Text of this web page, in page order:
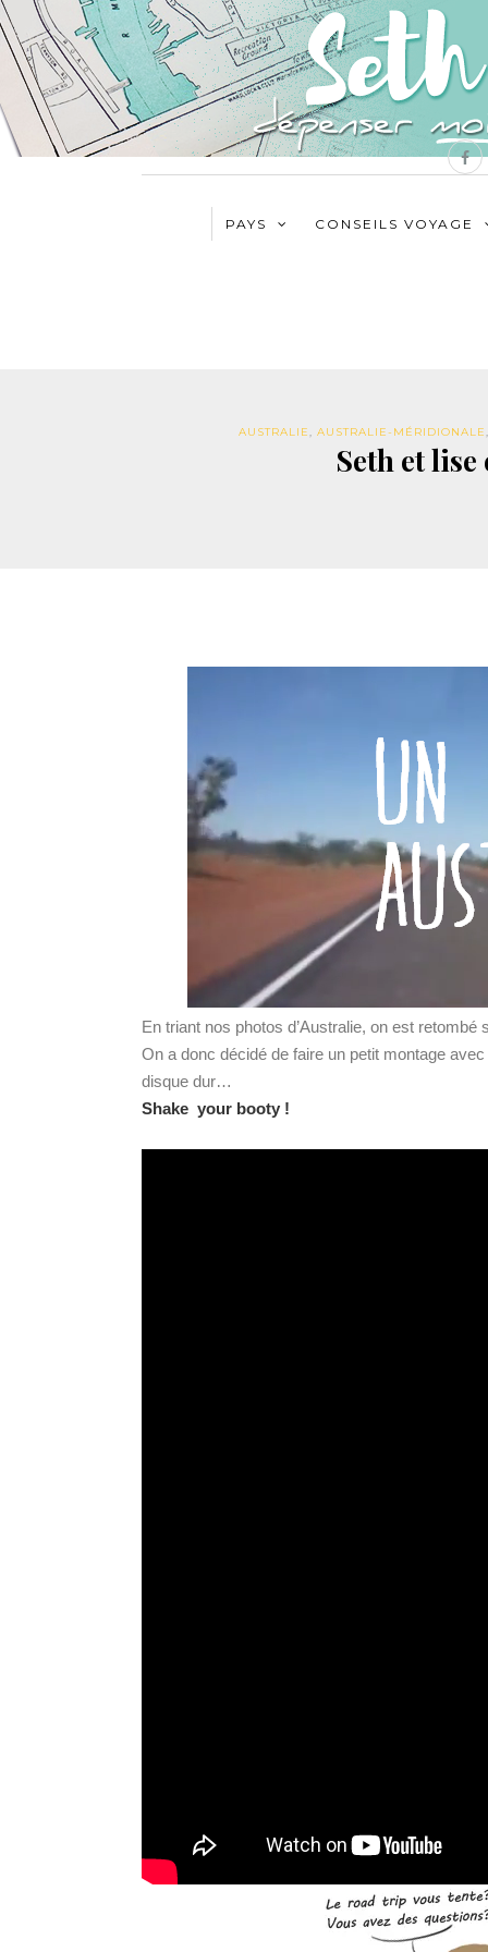
PAYS CONSEILS VOYAGE
AUSTRALIE, AUSTRALIE-MÉRIDIONALE
Seth et
En triant nos photos d’Australie, on est
On a donc décidé de faire un petit montage
disque dur…
Shake your booty !